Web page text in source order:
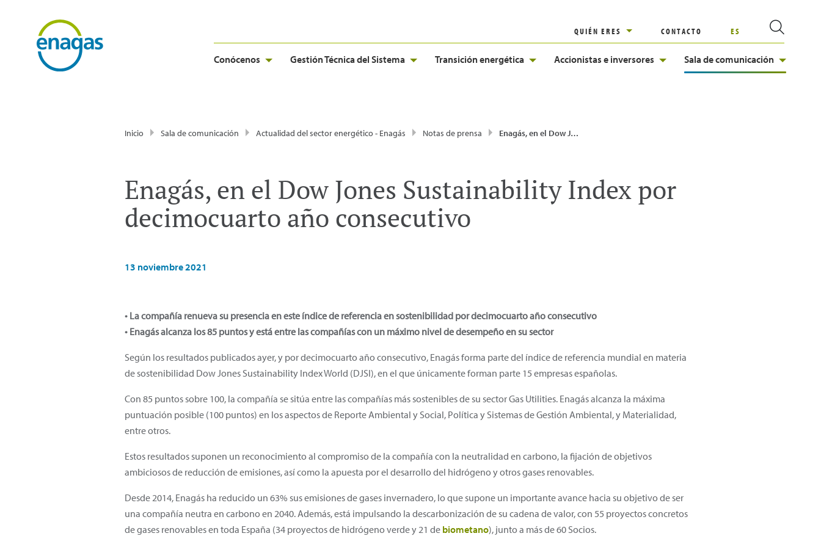
QUIÉN ERES CONTACTO ES
Conócenos Gestión Técnica del Sistema Transición energética Accionistas e inversores Sala de comunicación
Inicio Sala de comunicación Actualidad del sector energético - Enagás Notas de prensa Enagás, en el Dow Jones Sustainability Index por decimocuarto año consecutivo
Enagás, en el Dow Jones Sustainability Index por
decimocuarto año consecutivo
13 noviembre 2021
• La compañía renueva su presencia en este índice de referencia en sostenibilidad por decimocuarto año consecutivo
• Enagás alcanza los 85 puntos y está entre las compañías con un máximo nivel de desempeño en su sector
Según los resultados publicados ayer, y por decimocuarto año consecutivo, Enagás forma parte del índice de referencia mundial en materia
de sostenibilidad Dow Jones Sustainability Index World (DJSI), en el que únicamente forman parte 15 empresas españolas.
Con 85 puntos sobre 100, la compañía se sitúa entre las compañías más sostenibles de su sector Gas Utilities. Enagás alcanza la máxima
puntuación posible (100 puntos) en los aspectos de Reporte Ambiental y Social, Política y Sistemas de Gestión Ambiental, y Materialidad,
entre otros.
Estos resultados suponen un reconocimiento al compromiso de la compañía con la neutralidad en carbono, la fijación de objetivos
ambiciosos de reducción de emisiones, así como la apuesta por el desarrollo del hidrógeno y otros gases renovables.
Desde 2014, Enagás ha reducido un 63% sus emisiones de gases invernadero, lo que supone un importante avance hacia su objetivo de ser
una compañía neutra en carbono en 2040. Además, está impulsando la descarbonización de su cadena de valor, con 55 proyectos concretos
de gases renovables en toda España (34 proyectos de hidrógeno verde y 21 de biometano), junto a más de 60 Socios.